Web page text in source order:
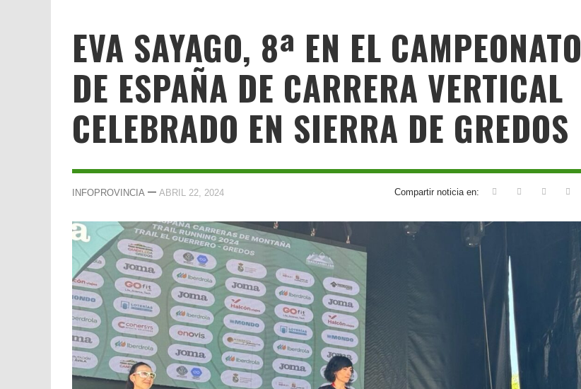
EVA SAYAGO, 8ª EN EL CAMPEONATO
DE ESPAÑA DE CARRERA VERTICAL
CELEBRADO EN SIERRA DE GREDOS
Compartir noticia en:
INFOPROVINCIA — ABRIL 22, 2024